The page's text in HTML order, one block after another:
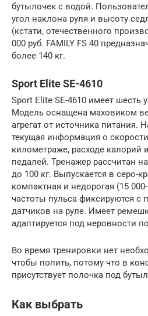
бутылочек с водой.
угол наклона руля и высоту
(кстати, отечественного
000 руб. FAMILY FS 40
более 140 кг.
Sport Elite SE-4610
Sport Elite SE-4610 имеет шесть
Модель оснащена маховиком
агрегат от источника питания.
текущая информация о
километраже, расходе калорий
педалей. Тренажер рассчитан
до 100 кг. Выпускается в серо-
компактная и недорогая (15
частоты пульса фиксируются
датчиков на руле. Имеет
адаптируется под неровности
Во время тренировки нет
чтобы попить, потому что в
присутствует полочка под
Как выбрать